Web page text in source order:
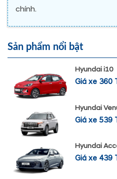
chính.
Sản phẩm nổi bật
Hyundai i10
Giá xe 360
Hyundai
Giá xe 539
Hyundai
Giá xe 439